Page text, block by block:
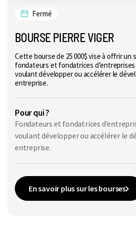
Fermé
BOURSE PIERRE VIGER
Cette bourse de 25 000$ vise à offrir un
fondateurs et fondatrices
voulant développer ou accélérer le
entreprise.
Pour qui ?
Fondateurs et fondatrices
voulant développer ou accélérer le
entreprise.
En savoir plus sur les bourses